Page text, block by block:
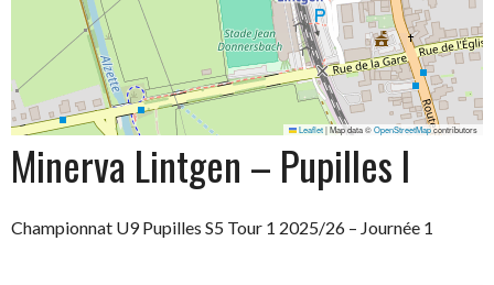
Leaflet|Map data ©OpenStreetMapcontributors
Minerva Lintgen – Pupilles I
Championnat U9 Pupilles S5 Tour 1 2025/26 – Journée 1